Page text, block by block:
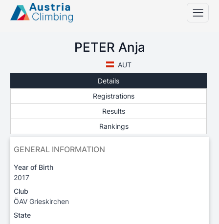
PETER Anja
AUT
Details
Registrations
Results
Rankings
GENERAL INFORMATION
Year of Birth
2017
Club
ÖAV Grieskirchen
State